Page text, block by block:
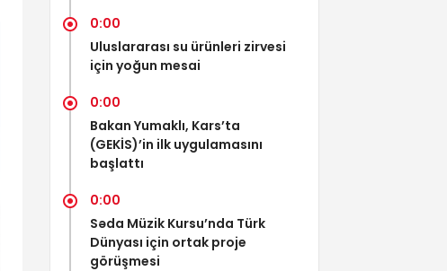
0:00
Uluslararası su ürünleri zirvesi
için yoğun mesai
0:00
Bakan Yumaklı, Kars’ta
(GEKİS)’in ilk uygulamasını
başlattı
0:00
Səda Müzik Kursu’nda Türk
Dünyası için ortak proje
görüşmesi